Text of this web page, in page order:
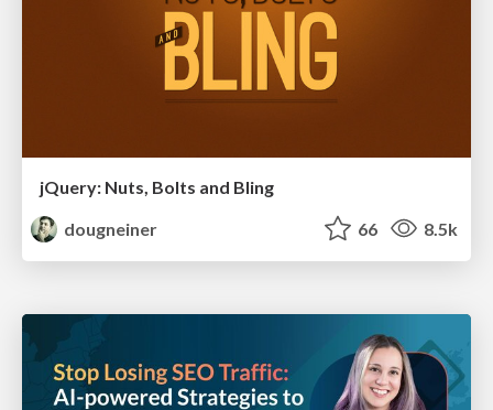
jQuery: Nuts, Bolts and Bling
dougneiner
66 8.5k